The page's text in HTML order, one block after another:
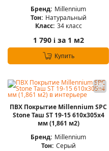
Бренд: Millennium
Тон: Натуральный
Класс: 34 класс
1 790 iза 1 м2
Купить
ПВХ Покрытие Millennium SPC
Stone Таш ST 19-15 610х305х4
мм (1,861 м2)
Бренд: Millennium
Тон: Серый